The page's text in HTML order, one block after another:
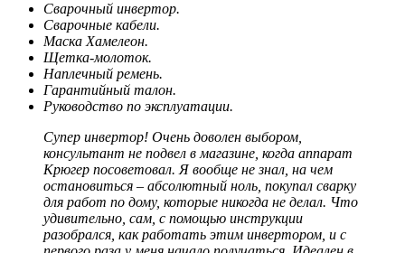
Сварочный инвертор.
Сварочные кабели.
Маска Хамелеон.
Щетка-молоток.
Наплечный ремень.
Гарантийный талон.
Руководство по эксплуатации.
Супер инвертор! Очень доволен выбором,
консультант не подвел в магазине, когда аппарат
Крюгер посоветовал. Я вообще не знал, на чем
остановиться – абсолютный ноль, покупал сварку
для работ по дому, которые никогда не делал. Что
удивительно, сам, с помощью инструкции
разобрался, как работать этим инвертором, и с